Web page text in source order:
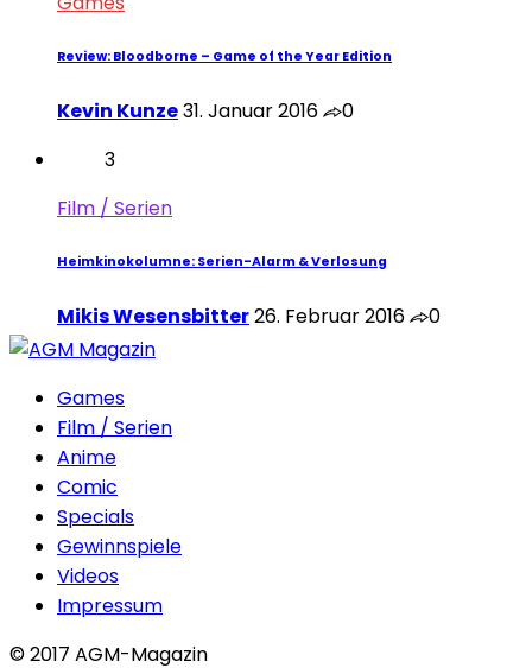
Review: Bloodborne – Game of the Year Edition
Kevin Kunze31. Januar 2016
0
3
Film / Serien
Heimkinokolumne: Serien-Alarm & Verlosung
Mikis Wesensbitter26. Februar 2016 0
Games
Film / Serien
Anime
Comic
Specials
Gewinnspiele
Videos
Impressum
© 2017 AGM-Magazin